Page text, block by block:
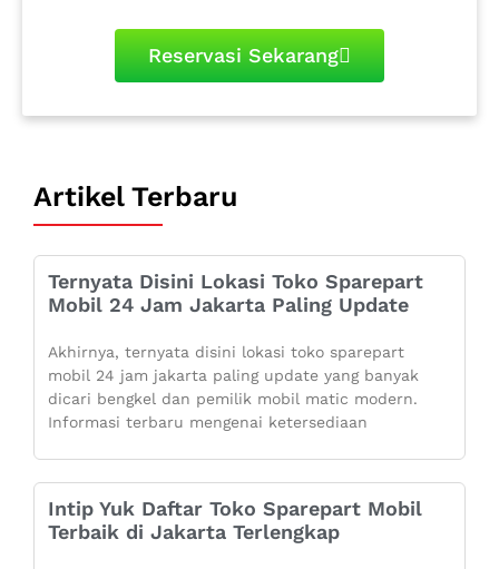
Reservasi Sekarang
Artikel Terbaru
Ternyata Disini Lokasi Toko Sparepart
Mobil 24 Jam Jakarta Paling Update
Akhirnya, ternyata disini lokasi toko sparepart
mobil 24 jam jakarta paling update yang banyak
dicari bengkel dan pemilik mobil matic modern.
Informasi terbaru mengenai ketersediaan
Intip Yuk Daftar Toko Sparepart Mobil
Terbaik di Jakarta Terlengkap